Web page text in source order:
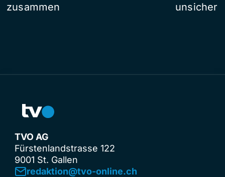
zusammen
unsicher
TVO AG
Fürstenlandstrasse 122
9001 St. Gallen
redaktion@tvo-online.ch